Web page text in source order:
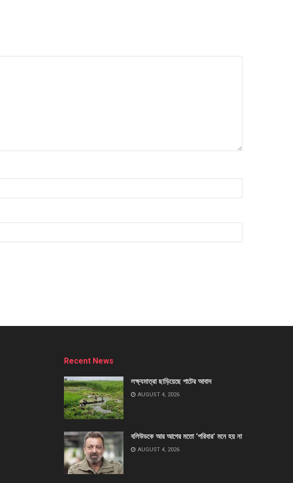
Recent News
লক্ষ্যমাত্রা ছাড়িয়েছে পাটের আবাদ
AUGUST 4, 2026
বলিউডকে আর আগের মতো ‘পরিবার’ মনে হয় না
AUGUST 4, 2026